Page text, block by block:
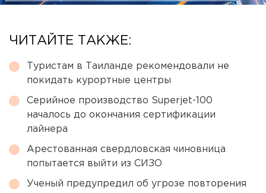
ЧИТАЙТЕ ТАКЖЕ:
Туристам в Таиланде рекомендовали не
покидать курортные центры
Серийное производство Superjet-100
началось до окончания сертификации
лайнера
Арестованная свердловская чиновница
попытается выйти из СИЗО
Ученый предупредил об угрозе повторения